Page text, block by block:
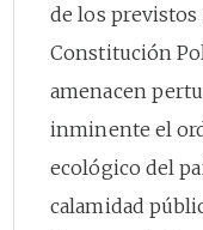
de los
Constitución
amenacen
inminente el
ecológico del
calamidad